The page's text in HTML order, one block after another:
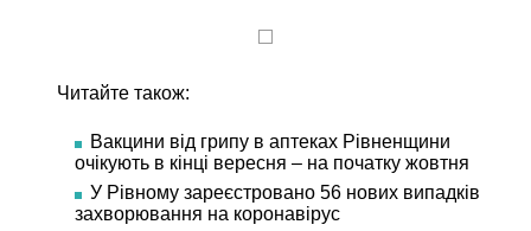
Читайте також:
Вакцини від грипу в аптеках Рівненщини
очікують в кінці вересня – на початку жовтня
У Рівному зареєстровано 56 нових випадків
захворювання на коронавірус